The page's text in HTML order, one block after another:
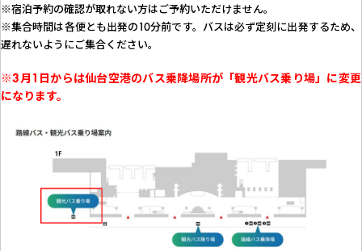
※宿泊予約の確認が取れない方はご予約いただけません。
※集合時間は各便とも出発の10分前です。バスは必ず定刻に出発するため、
遅れないようにご集合ください。
※3月1日からは仙台空港のバス乗降場所が「観光バス乗り場」に変更
になります。